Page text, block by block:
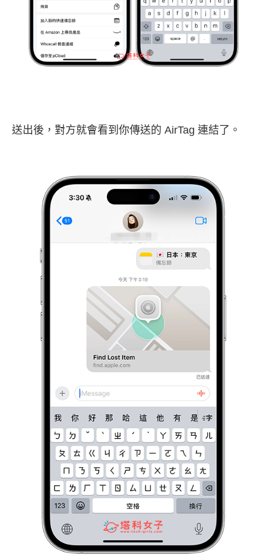
送出後，對方就會看到你傳送的 AirTag 連結了。